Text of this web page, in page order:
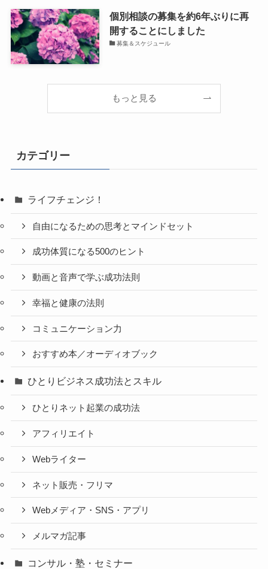
個別相談の募集を約6年ぶりに再
開することにしました
募集＆スケジュール
もっと見る
カテゴリー
ライフチェンジ！
自由になるための思考とマインドセット
成功体質になる500のヒント
動画と音声で学ぶ成功法則
幸福と健康の法則
コミュニケーション力
おすすめ本／オーディオブック
ひとりビジネス成功法とスキル
ひとりネット起業の成功法
アフィリエイト
Webライター
ネット販売・フリマ
Webメディア・SNS・アプリ
メルマガ記事
コンサル・塾・セミナー